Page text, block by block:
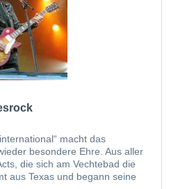
macht das
besondere Ehre. Aus aller
die sich am Vechtebad die
aus Texas und begann seine